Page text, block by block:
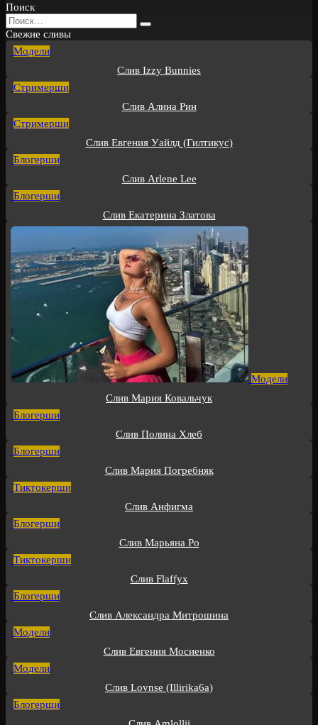
Поиск
Search
for:
Свежие сливы
Модели
Слив Izzy Bunnies
Стримерши
Слив Алина Рин
Стримерши
Слив Евгения Уайлд (Гилтикус)
Блогерши
Слив Arlene Lee
Блогерши
Слив Екатерина Златова
Модели
Слив Мария Ковальчук
Блогерши
Слив Полина Хлеб
Блогерши
Слив Мария Погребняк
Тиктокерши
Слив Анфигма
Блогерши
Слив Марьяна Ро
Тиктокерши
Слив Flaffyx
Блогерши
Слив Александра Митрошина
Модели
Слив Евгения Мосиенко
Модели
Слив Lovnse (Illirika6a)
Блогерши